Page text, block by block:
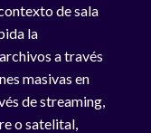
de sala
la
a través
masivas en
de streaming,
o satelital,